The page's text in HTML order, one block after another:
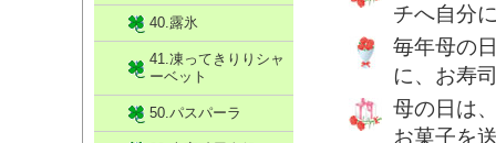
チへ自分
毎年母の
に、お寿
母の日は
お菓子を
40.露氷
41.凍ってきりりシャ
ーベット
50.パスパーラ